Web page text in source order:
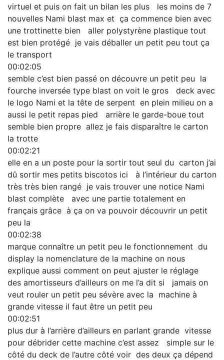
virtuel et puis on fait un bilan les plus les moins de 7
nouvelles Nami blast max et ça commence bien avec
une trottinette bien aller polystyrène plastique tout
est bien protégé je vais déballer un petit peu tout ça
le transport
00:02:05
semble c’est bien passé on découvre un petit peu la
fourche inversée type blast on voit le gros deck avec
le logo Nami et la tête de serpent en plein milieu on a
aussi le petit repas pied arrière le garde-boue tout
semble bien propre allez je fais disparaître le carton
la trotte
00:02:21
elle en a un poste pour la sortir tout seul du carton j’ai
dû sortir mes petits biscotos ici à l’intérieur du carton
très très bien rangé je vais trouver une notice Nami
blast complète avec une partie totalement en
français grâce à ça on va pouvoir découvrir un petit
peu la
00:02:38
marque connaître un petit peu le fonctionnement du
display la nomenclature de la machine on nous
explique aussi comment on peut ajuster le réglage
des amortisseurs d’ailleurs on me l’a dit si jamais on
veut rouler un petit peu sévère avec la machine à
grande vitesse il faut être un petit peu
00:02:51
plus dur à l’arrière d’ailleurs en parlant grande vitesse
pour débrider cette machine c’est assez simple sur le
côté du deck de l’autre côté voir des deux ça dépend